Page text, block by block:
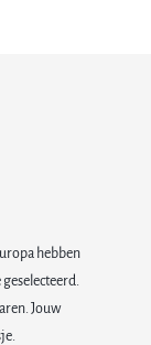
hebben
Jouw